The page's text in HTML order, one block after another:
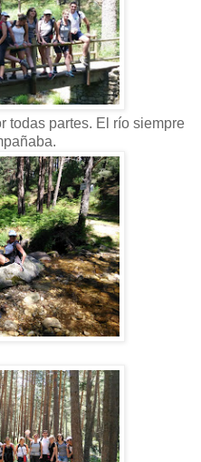
todas partes. El río siempre